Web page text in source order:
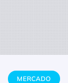
Home Mercado
MERCADO